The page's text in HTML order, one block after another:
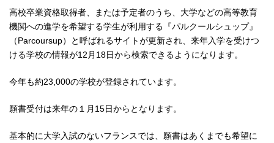
高校卒業資格取得者、または予定者のうち、大学などの高等教育
機関への進学を希望する学生が利用する『パルクールシュップ』
（Parcoursup）と呼ばれるサイトが更新され、来年入学を受けつ
ける学校の情報が12月18日から検索できるようになります。
今年も約23,000の学校が登録されています。
願書受付は来年の１月15日からとなります。
基本的に大学入試のないフランスでは、願書はあくまでも希望に